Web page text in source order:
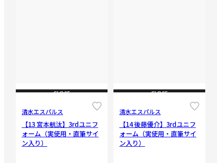
CLOSE
清水エスパルス
【13 宮本航汰】3rdユニフ
ォーム（実使用・直筆サイ
ン入り）
CLOSE
清水エスパルス
【14 後藤優介】3rdユニフ
ォーム（実使用・直筆サイ
ン入り）